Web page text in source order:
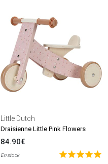
Little Dutch
Draisienne Little Pink Flowers
84.90€
En stock